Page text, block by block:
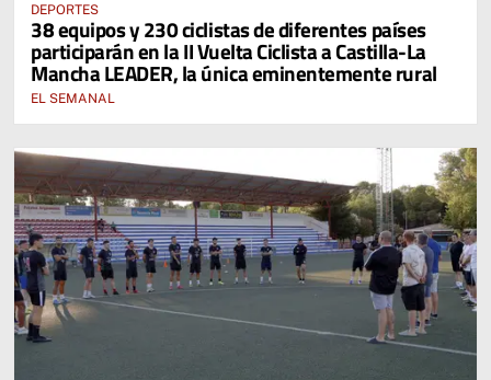
DEPORTES
38 equipos y 230 ciclistas de diferentes países
participarán en la II Vuelta Ciclista a Castilla-La
Mancha LEADER, la única eminentemente rural
EL SEMANAL